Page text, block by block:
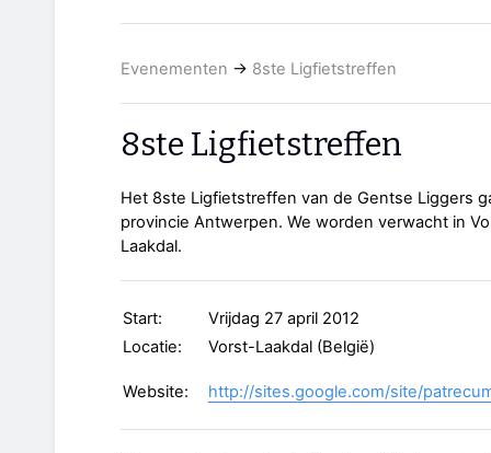
Evenementen → 8ste Ligfietstreffen
8ste Ligfietstreffen
Het 8ste Ligfietstreffen van de Gentse Liggers
provincie Antwerpen. We worden verwacht in
Laakdal.
Start:
Vrijdag 27 april 2012
Locatie:
Vorst-Laakdal (België)
Website: http://sites.google.com/site/